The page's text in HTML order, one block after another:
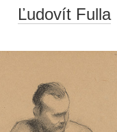
Ľudovít Fulla